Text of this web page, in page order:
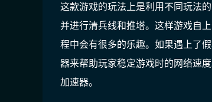
这款游戏的玩法上是利用不同玩法
并进行清兵线和推塔。这样游戏自
程中会有很多的乐趣。如果遇上了
器来帮助玩家稳定游戏时的网络速
加速器。